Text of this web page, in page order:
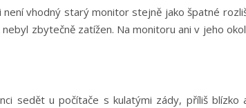
není vhodný starý monitor stejně jako špatné
zbytečně zatížen. Na monitoru ani v jeho
sedět u počítače s kulatými zády, příliš